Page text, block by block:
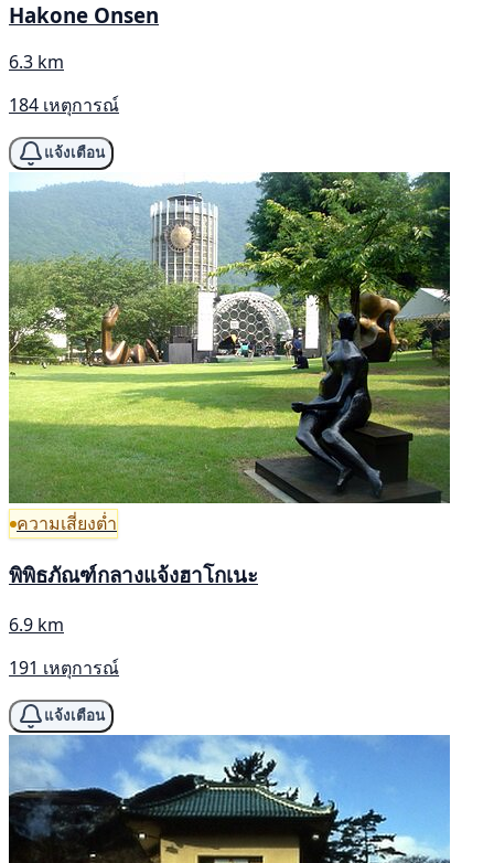
Hakone Onsen
6.3 km
184 เหตุการณ์
แจ้งเตือน
ความเสี่ยงต่ำ
พิพิธภัณฑ์กลางแจ้งฮาโกเนะ
6.9 km
191 เหตุการณ์
แจ้งเตือน